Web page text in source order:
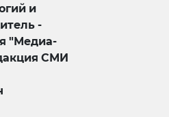
и
-
"Медиа-
СМИ